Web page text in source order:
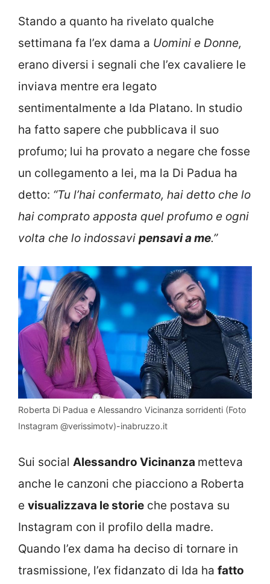
Stando a quanto ha rivelato qualche
settimana fa l’ex dama a Uomini e Donne,
erano diversi i segnali che l’ex cavaliere le
inviava mentre era legato
sentimentalmente a Ida Platano. In studio
ha fatto sapere che pubblicava il suo
profumo; lui ha provato a negare che fosse
un collegamento a lei, ma la Di Padua ha
detto: “Tu l’hai confermato, hai detto che lo
hai comprato apposta quel profumo e ogni
volta che lo indossavi pensavi a me.”
Roberta Di Padua e Alessandro Vicinanza sorridenti (Foto
Instagram @verissimotv)-inabruzzo.it
Sui social Alessandro Vicinanza metteva
anche le canzoni che piacciono a Roberta
e visualizzava le storie che postava su
Instagram con il profilo della madre.
Quando l’ex dama ha deciso di tornare in
trasmissione, l’ex fidanzato di Ida ha fatto